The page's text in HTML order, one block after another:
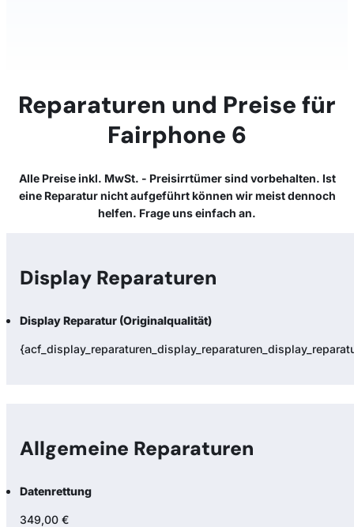
Reparaturen und Preise für
Fairphone 6
Alle Preise inkl. MwSt. - Preisirrtümer sind vorbehalten. Ist
eine Reparatur nicht aufgeführt können wir meist dennoch
helfen. Frage uns einfach an.
Display Reparaturen
Display Reparatur (Originalqualität)
Allgemeine Reparaturen
Datenrettung
349,00 €